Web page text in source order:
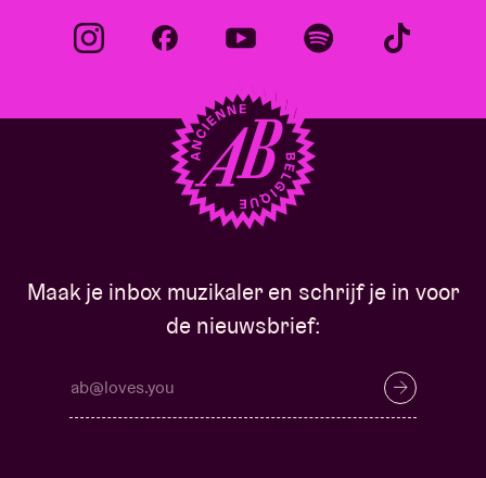
Maak je inbox muzikaler en schrijf je in voor
de nieuwsbrief: